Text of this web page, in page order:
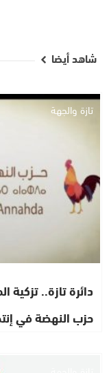
شاهد أيضا
تازة والجهة
دائرة تازة.. تزكية
حزب النهضة في إنتخابات